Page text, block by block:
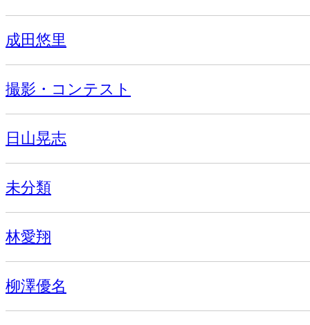
成田悠里
撮影・コンテスト
日山晃志
未分類
林愛翔
柳澤優名